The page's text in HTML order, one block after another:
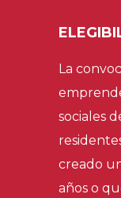
La
sociales
creado
años o